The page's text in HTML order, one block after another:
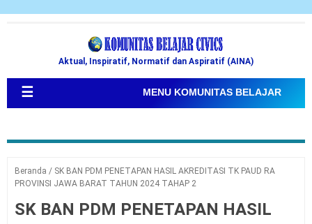
Aktual, Inspiratif, Normatif dan Aspiratif (AINA)
☰ MENU KOMUNITAS BELAJAR
Beranda / SK BAN PDM PENETAPAN HASIL AKREDITASI TK PAUD RA
PROVINSI JAWA BARAT TAHUN 2024 TAHAP 2
SK BAN PDM PENETAPAN HASIL